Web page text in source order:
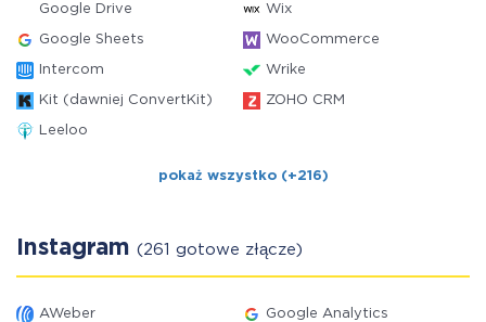
Google Drive Wix
Google Sheets WooCommerce
Intercom Wrike
Kit (dawniej ConvertKit) ZOHO CRM
Leeloo
pokaż wszystko (+216)
Instagram (261 gotowe złącze)
AWeber Google Analytics